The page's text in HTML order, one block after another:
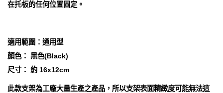
在托板的任何位置固定。
適用範圍：通用型
顏色： 黑色(Black)
尺寸： 約 16x12cm
此款支架為工廠大量生產之產品，所以支架表面精緻度可能無法這